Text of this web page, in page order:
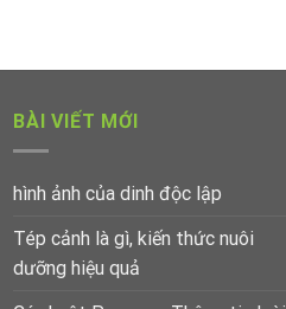
BÀI VIẾT MỚI
hình ảnh của dinh độc lập
Tép cảnh là gì, kiến thức nuôi
dưỡng hiệu quả